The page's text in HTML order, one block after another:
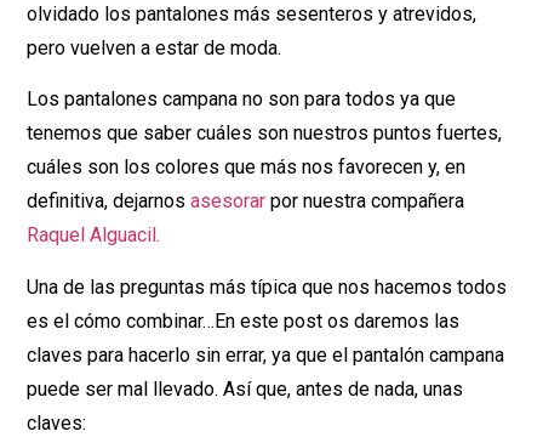
olvidado los pantalones más sesenteros y atrevidos,
pero vuelven a estar de moda.
Los pantalones campana no son para todos ya que
tenemos que saber cuáles son nuestros puntos fuertes,
cuáles son los colores que más nos favorecen y, en
definitiva, dejarnosasesorar por nuestra compañera
Raquel Alguacil.
Una de las preguntas más típica que nos hacemos todos
es el cómo combinar…En este post os daremos las
claves para hacerlo sin errar, ya que el pantalón campana
puede ser mal llevado. Así que, antes de nada, unas
claves: